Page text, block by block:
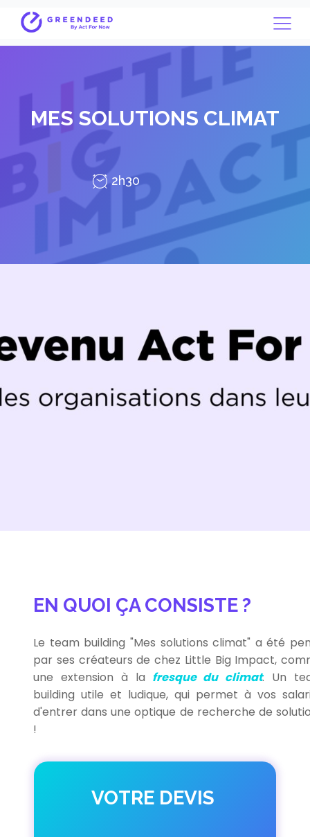
MES SOLUTIONS CLIMAT
2h30
EN QUOI ÇA CONSISTE ?
Le team building "Mes solutions climat" a été
par ses créateurs de chez Little Big Impact,
une extension à la fresque du climat. Un
building utile et ludique, qui permet à vos
d'entrer dans une optique de recherche de
!
VOTRE DEVIS